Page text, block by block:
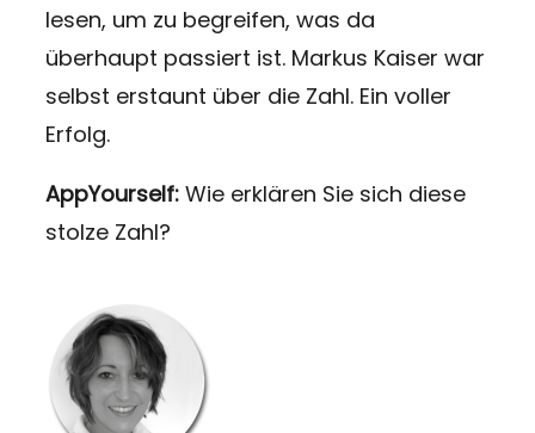
lesen, um zu begreifen, was da
überhaupt passiert ist. Markus Kaiser war
selbst erstaunt über die Zahl. Ein voller
Erfolg.
AppYourself: Wie erklären Sie sich diese
stolze Zahl?